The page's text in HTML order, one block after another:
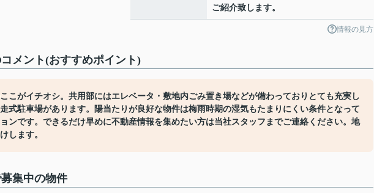
ご紹介致します。
情報の見方
メント(おすすめポイント)
こがイチオシ。共用部にはエレベータ・敷地内ごみ置き場などが備わっておりとても充実し
式駐車場があります。陽当たりが良好な物件は梅雨時期の湿気もたまりにくい条件となって
ンです。できるだけ早めに不動産情報を集めたい方は当社スタッフまでご連絡ください。地
します。
集中の物件